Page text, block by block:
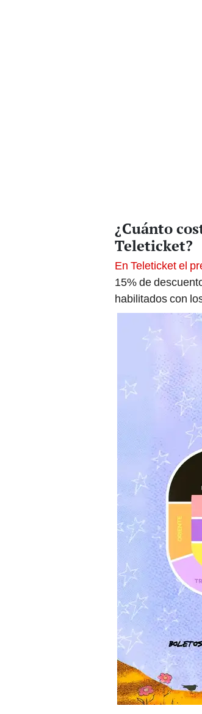
¿Cuánto
Teleticket?
En Teleticket el
15% de
habilitados con